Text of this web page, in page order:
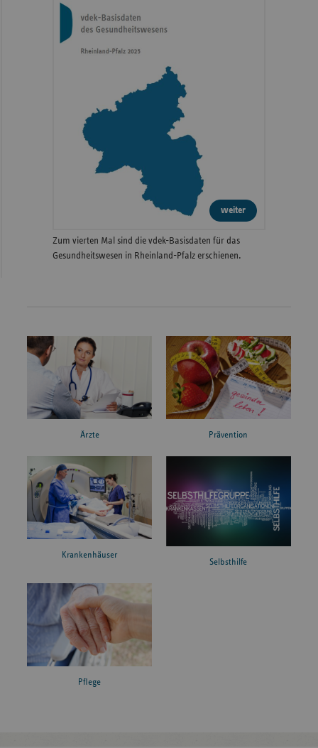
weiter
Zum vierten Mal sind die vdek-Basisdaten für das
Gesundheitswesen in Rheinland-Pfalz erschienen.
Ärzte Prävention
Krankenhäuser
Selbsthilfe
Pflege